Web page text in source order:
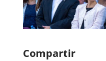
Compartir